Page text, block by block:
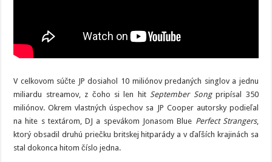
V celkovom súčte JP dosiahol 10 miliónov predaných singlov a jednu
miliardu streamov, z čoho si len hitSeptember Songpripísal 350
miliónov. Okrem vlastných úspechov sa JP Cooper autorsky podieľal
na hite s textárom, DJ a spevákom Jonasom Blue Perfect Strangers,
ktorý obsadil druhú priečku britskej hitparády a v ďaľších krajinách sa
stal dokonca hitom číslo jedna.